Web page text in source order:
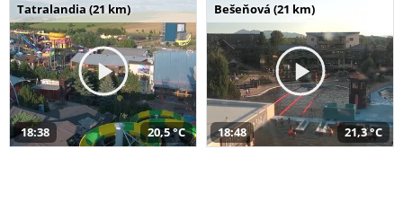
Tatralandia (21 km)
18:38 20,5 °C
Bešeňová (21 km)
18:48 21,3 °C